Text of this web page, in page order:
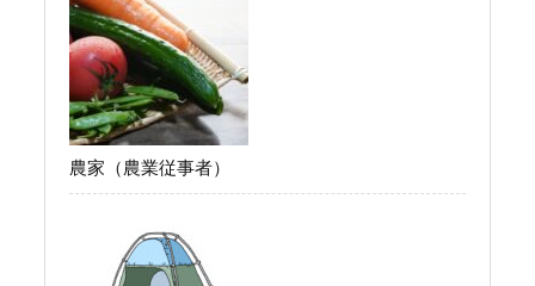
農家（農業従事者）